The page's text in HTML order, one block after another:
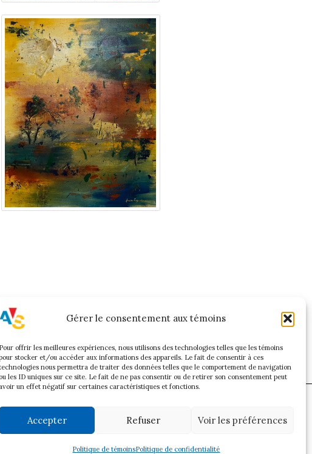
Gérer le consentement aux témoins
Pour offrir les meilleures expériences, nous utilisons des technologies telles que les témoins
stocker et/ou accéder aux informations des appareils. Le fait de consentir à ces
nous permettra de traiter des données telles que le comportement de navigation
les ID uniques sur ce site. Le fait de ne pas consentir ou de retirer son consentement peut
un effet négatif sur certaines caractéristiques et fonctions.
Accepter Refuser Voir les préférences
Politique de témoinsPolitique de confidentialité